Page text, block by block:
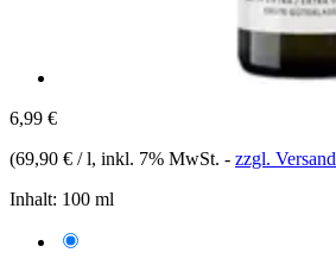
6,99 €
(69,90 € / l, inkl. 7% MwSt. - zzgl. Versand
Inhalt: 100 ml